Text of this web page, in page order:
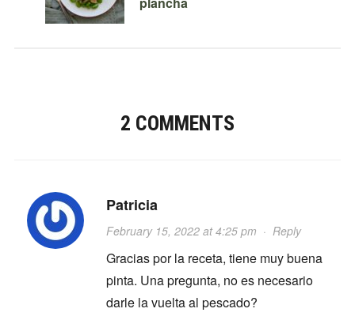
2 COMMENTS
Patricia
February 15, 2022 at 4:25 pm · Reply
Gracias por la receta, tiene muy buena
pinta. Una pregunta, no es necesario
darle la vuelta al pescado?